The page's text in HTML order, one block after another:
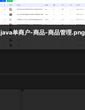
java单商户-商品-商品管理.png